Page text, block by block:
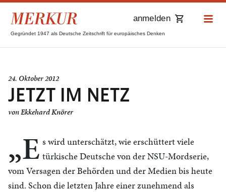
Gegründet 1947 als Deutsche Zeitschrift für europäisches Denken
anmelden
24. Oktober 2012
JETZT IM NETZ
vonEkkehard Knörer
„E s wird unterschätzt, wie erschüttert viele
türkische Deutsche von der NSU-Mordserie,
vom Versagen der Behörden und der Medien bis heute
sind. Schon die letzten Jahre einer zunehmend als